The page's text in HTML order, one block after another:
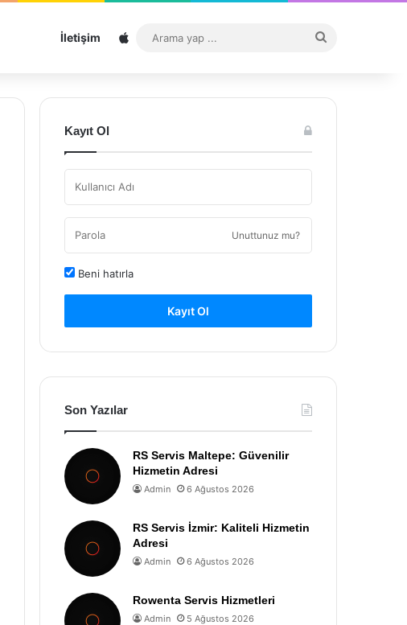
İletişim Sitemap
...
Kayıt Ol
Unuttunuz mu?
Beni hatırla
Kayıt Ol
Son Yazılar
RS Servis Maltepe: Güvenilir
Hizmetin Adresi
Admin 6 Ağustos 2026
RS Servis İzmir: Kaliteli Hizmetin
Adresi
Admin 6 Ağustos 2026
Rowenta Servis Hizmetleri
Admin 5 Ağustos 2026